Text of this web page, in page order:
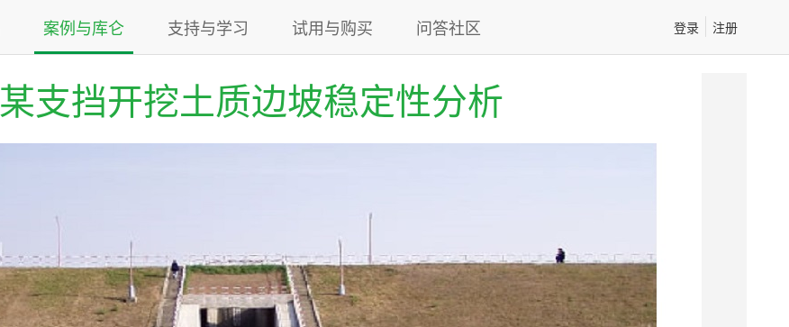
案例与库仑 支持与学习 试用与购买 问答社区 登录 注册
某支挡开挖土质边坡稳定性分析